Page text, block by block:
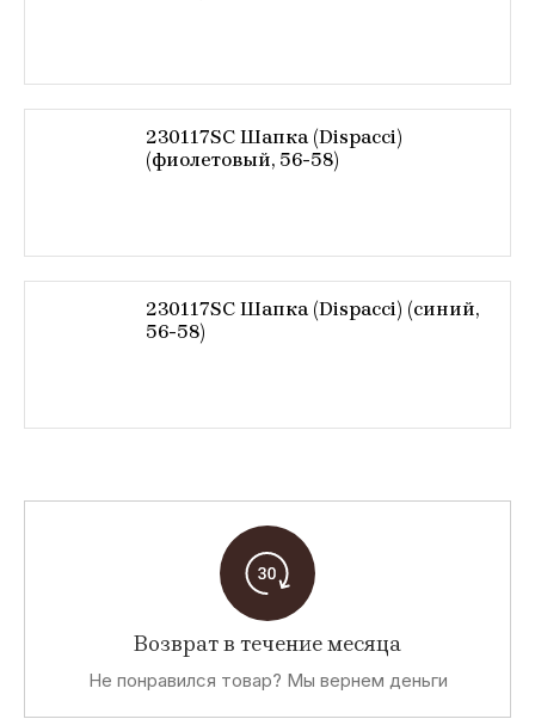
230117SC Шапка (Dispacci)
(фиолетовый, 56-58)
230117SC Шапка (Dispacci) (синий,
56-58)
Возврат в течение месяца
Не понравился товар? Мы вернем деньги